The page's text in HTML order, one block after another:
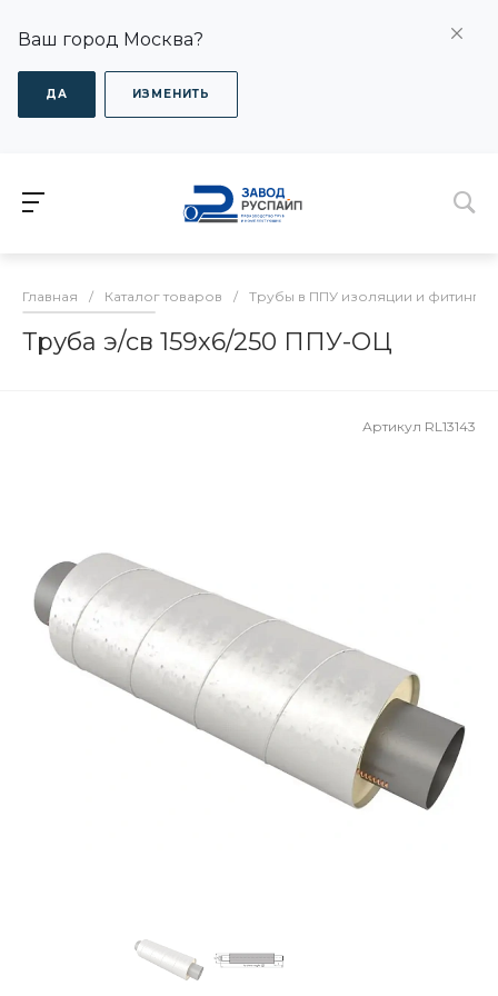
Ваш город Москва?
ДА ИЗМЕНИТЬ
Главная / Каталог товаров / Трубы в ППУ изоляции и фитинги
Труба э/св 159х6/250 ППУ-ОЦ
Артикул RL13143